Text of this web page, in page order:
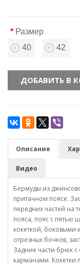
Размер
40
42
ДОБАВИТЬ В
Описание
Видео
Бермуды из
притачном поясе.
передних частей на
пояса, пояс с пятью
кокеткой,
отрезных бочков,
Задние части брюк
карманами. Кокетки